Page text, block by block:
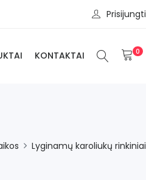
Prisijungti
KONTAKTAI 0
Lyginamų karoliukų rinkiniai